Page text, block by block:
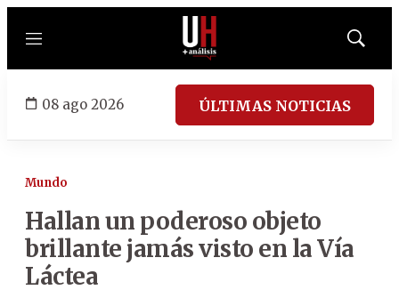
Menú
Mostrar
08 ago 2026 ÚLTIMAS NOTICIAS
Mundo
Hallan un poderoso objeto
brillante jamás visto en la Vía
Láctea